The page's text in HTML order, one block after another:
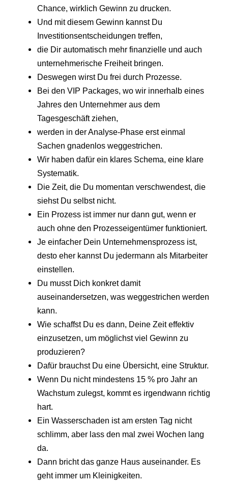
Chance, wirklich Gewinn zu drucken.
Und mit diesem Gewinn kannst Du
Investitionsentscheidungen treffen,
die Dir automatisch mehr finanzielle und auch
unternehmerische Freiheit bringen.
Deswegen wirst Du frei durch Prozesse.
Bei den VIP Packages, wo wir innerhalb eines
Jahres den Unternehmer aus dem
Tagesgeschäft ziehen,
werden in der Analyse-Phase erst einmal
Sachen gnadenlos weggestrichen.
Wir haben dafür ein klares Schema, eine klare
Systematik.
Die Zeit, die Du momentan verschwendest, die
siehst Du selbst nicht.
Ein Prozess ist immer nur dann gut, wenn er
auch ohne den Prozesseigentümer funktioniert.
Je einfacher Dein Unternehmensprozess ist,
desto eher kannst Du jedermann als Mitarbeiter
einstellen.
Du musst Dich konkret damit
auseinandersetzen, was weggestrichen werden
kann.
Wie schaffst Du es dann, Deine Zeit effektiv
einzusetzen, um möglichst viel Gewinn zu
produzieren?
Dafür brauchst Du eine Übersicht, eine Struktur.
Wenn Du nicht mindestens 15 % pro Jahr an
Wachstum zulegst, kommt es irgendwann richtig
hart.
Ein Wasserschaden ist am ersten Tag nicht
schlimm, aber lass den mal zwei Wochen lang
da.
Dann bricht das ganze Haus auseinander. Es
geht immer um Kleinigkeiten.